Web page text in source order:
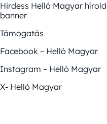
Hirdess Helló Magyar
banner
Támogatás
Facebook – Helló Magyar
Instagram – Helló Magyar
X- Helló Magyar